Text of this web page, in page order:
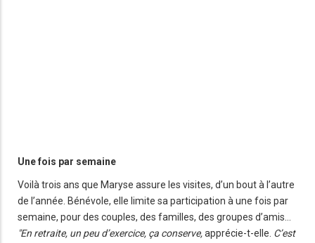
Une fois par semaine
Voilà trois ans que Maryse assure les visites, d’un bout à l’autre
de l’année. Bénévole, elle limite sa participation à une fois par
semaine, pour des couples, des familles, des groupes d’amis…
"En retraite, un peu d’exercice, ça conserve,apprécie-t-elle. C’est